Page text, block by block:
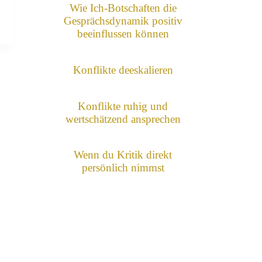
Wie Ich-Botschaften die
Gesprächsdynamik positiv
beeinflussen können
Konflikte deeskalieren
Konflikte ruhig und
wertschätzend ansprechen
Wenn du Kritik direkt
persönlich nimmst